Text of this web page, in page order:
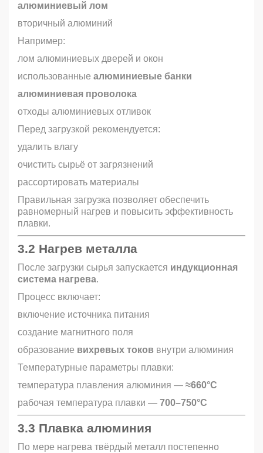
алюминиевый лом
вторичный алюминий
Например:
лом алюминиевых дверей и окон
использованные алюминиевые банки
алюминиевая проволока
отходы алюминиевых отливок
Перед загрузкой рекомендуется:
удалить влагу
очистить сырьё от загрязнений
рассортировать материалы
Правильная загрузка позволяет обеспечить
равномерный нагрев и повысить эффективность
плавки.
3.2 Нагрев металла
После загрузки сырья запускается индукционная
система нагрева.
Процесс включает:
включение источника питания
создание магнитного поля
образование вихревых токов внутри алюминия
Температурные параметры плавки:
температура плавления алюминия — ≈660°C
рабочая температура плавки — 700–750°C
3.3 Плавка алюминия
По мере нагрева твёрдый металл постепенно